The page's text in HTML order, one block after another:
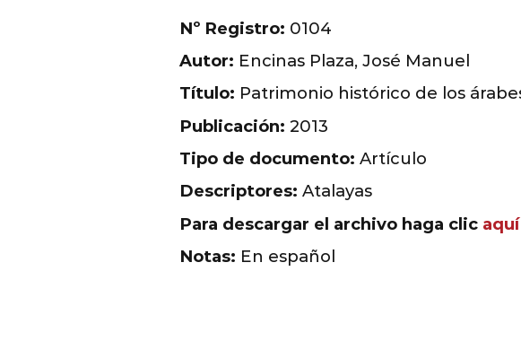
Nº Registro: 0104
Autor: Encinas Plaza, José Manuel
Título: Patrimonio histórico de los
Publicación: 2013
Tipo de documento: Artículo
Descriptores: Atalayas
Para descargar el archivo haga clic aquí
Notas: En español